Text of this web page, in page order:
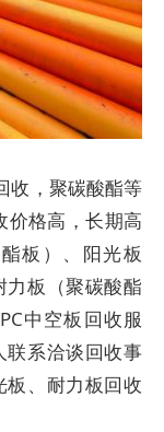
收，聚碳酸酯等
价格高，长期高
板）、阳光板
力板（聚碳酸酯
中空板回收服
联系洽谈回收事
板、耐力板回收